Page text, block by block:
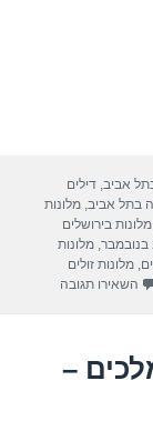
ירושלים 28/10/2018
אביב,דילים
בתל אביב,מלונות
מלונות בירושלים
בנובמבר,מלונות
,מלונות זולים
השאירו תגובה
–